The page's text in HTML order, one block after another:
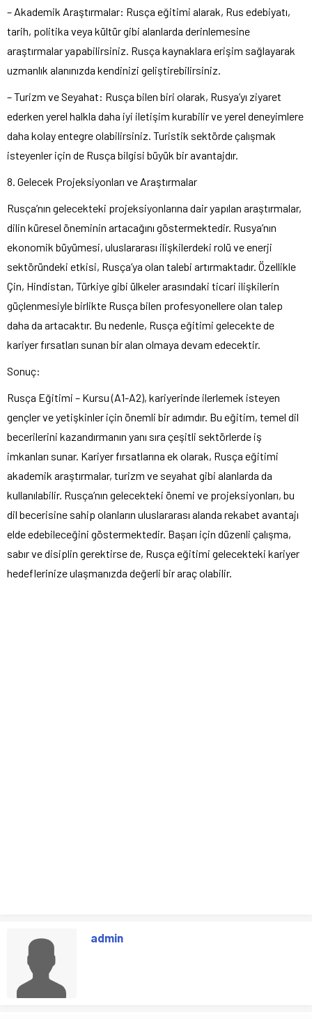
– Akademik Araştırmalar: Rusça eğitimi alarak, Rus edebiyatı,
tarih, politika veya kültür gibi alanlarda derinlemesine
araştırmalar yapabilirsiniz. Rusça kaynaklara erişim sağlayarak
uzmanlık alanınızda kendinizi geliştirebilirsiniz.
– Turizm ve Seyahat: Rusça bilen biri olarak, Rusya’yı ziyaret
ederken yerel halkla daha iyi iletişim kurabilir ve yerel deneyimlere
daha kolay entegre olabilirsiniz. Turistik sektörde çalışmak
isteyenler için de Rusça bilgisi büyük bir avantajdır.
8. Gelecek Projeksiyonları ve Araştırmalar
Rusça’nın gelecekteki projeksiyonlarına dair yapılan araştırmalar,
dilin küresel öneminin artacağını göstermektedir. Rusya’nın
ekonomik büyümesi, uluslararası ilişkilerdeki rolü ve enerji
sektöründeki etkisi, Rusça’ya olan talebi artırmaktadır. Özellikle
Çin, Hindistan, Türkiye gibi ülkeler arasındaki ticari ilişkilerin
güçlenmesiyle birlikte Rusça bilen profesyonellere olan talep
daha da artacaktır. Bu nedenle, Rusça eğitimi gelecekte de
kariyer fırsatları sunan bir alan olmaya devam edecektir.
Sonuç:
Rusça Eğitimi – Kursu (A1-A2), kariyerinde ilerlemek isteyen
gençler ve yetişkinler için önemli bir adımdır. Bu eğitim, temel dil
becerilerini kazandırmanın yanı sıra çeşitli sektörlerde iş
imkanları sunar. Kariyer fırsatlarına ek olarak, Rusça eğitimi
akademik araştırmalar, turizm ve seyahat gibi alanlarda da
kullanılabilir. Rusça’nın gelecekteki önemi ve projeksiyonları, bu
dil becerisine sahip olanların uluslararası alanda rekabet avantajı
elde edebileceğini göstermektedir. Başarı için düzenli çalışma,
sabır ve disiplin gerektirse de, Rusça eğitimi gelecekteki kariyer
hedeflerinize ulaşmanızda değerli bir araç olabilir.
admin